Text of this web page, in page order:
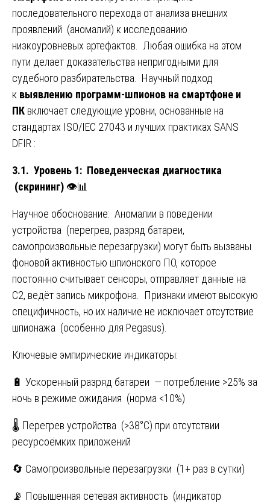
последовательного перехода от анализа внешних
проявлений (аномалий) к исследованию
низкоуровневых артефактов. Любая ошибка на этом
пути делает доказательства непригодными для
судебного разбирательства. Научный подход
к выявлению программ-шпионов на смартфоне и
ПК включает следующие уровни, основанные на
стандартах ISO/IEC 27043 и лучших практиках SANS
DFIR :
3.1. Уровень 1: Поведенческая диагностика
(скрининг) 👁️📊
Научное обоснование: Аномалии в поведении
устройства (перегрев, разряд батареи,
самопроизвольные перезагрузки) могут быть вызваны
фоновой активностью шпионского ПО, которое
постоянно считывает сенсоры, отправляет данные на
C2, ведёт запись микрофона. Признаки имеют высокую
специфичность, но их наличие не исключает отсутствие
шпионажа (особенно для Pegasus).
Ключевые эмпирические индикаторы:
🔋 Ускоренный разряд батареи — потребление >25% за
ночь в режиме ожидания (норма <10%)
🌡️ Перегрев устройства (>38°C) при отсутствии
ресурсоёмких приложений
🔄 Самопроизвольные перезагрузки (1+ раз в сутки)
📡 Повышенная сетевая активность (индикатор